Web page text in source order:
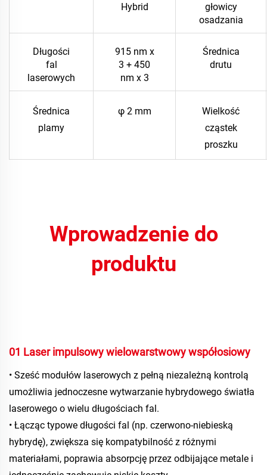
Hybrid
głowicy
osadzania
Długości
fal
laserowych
915 nm x
3 + 450
nm x 3
Średnica
drutu
Średnica
plamy
φ 2 mm
Wielkość
cząstek
proszku
Wprowadzenie do
produktu
01 Laser impulsowy wielowarstwowy współosiowy
• Sześć modułów laserowych z pełną niezależną kontrolą
umożliwia jednoczesne wytwarzanie hybrydowego światła
laserowego o wielu długościach fal.
• Łącząc typowe długości fal (np. czerwono-niebieską
hybrydę), zwiększa się kompatybilność z różnymi
materiałami, poprawia absorpcję przez odbijające metale i